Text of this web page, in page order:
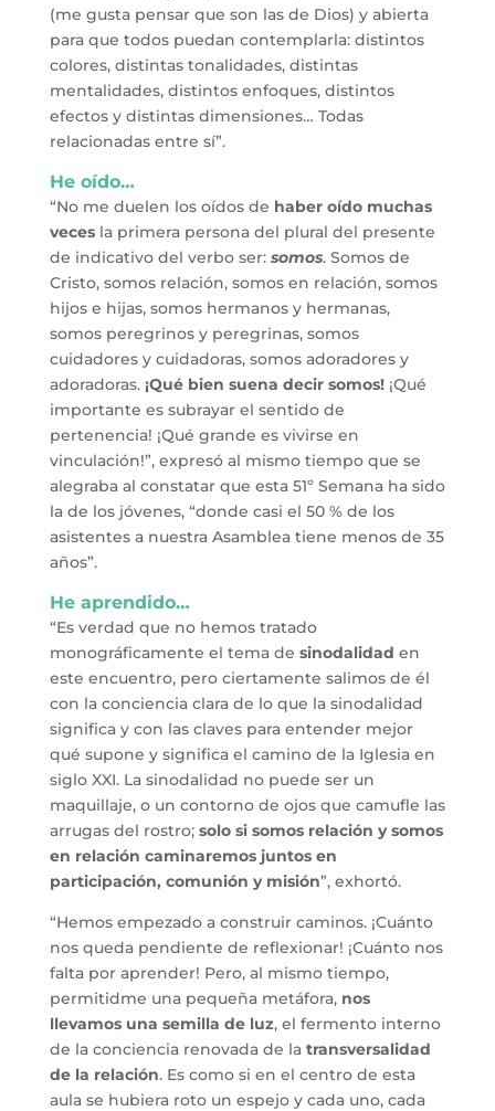
(me gusta pensar que son las de Dios) y abierta
para que todos puedan contemplarla: distintos
colores, distintas tonalidades, distintas
mentalidades, distintos enfoques, distintos
efectos y distintas dimensiones… Todas
relacionadas entre sí”.
He oído…
“No me duelen los oídos de haber oído muchas
vecesla primera persona del plural del presente
de indicativo del verbo ser: somos. Somos de
Cristo, somos relación, somos en relación, somos
hijos e hijas, somos hermanos y hermanas,
somos peregrinos y peregrinas, somos
cuidadores y cuidadoras, somos adoradores y
adoradoras. ¡Qué bien suena decir somos!¡Qué
importante es subrayar el sentido de
pertenencia! ¡Qué grande es vivirse en
vinculación!”, expresó al mismo tiempo que se
alegraba al constatar que esta 51º Semana ha sido
la de los jóvenes, “donde casi el 50 % de los
asistentes a nuestra Asamblea tiene menos de 35
años”.
He aprendido…
“Es verdad que no hemos tratado
monográficamente el tema de sinodalidad en
este encuentro, pero ciertamente salimos de él
con la conciencia clara de lo que la sinodalidad
significa y con las claves para entender mejor
qué supone y significa el camino de la Iglesia en
siglo XXI. La sinodalidad no puede ser un
maquillaje, o un contorno de ojos que camufle las
arrugas del rostro; solo si somos relación y somos
en relación caminaremos juntos en
participación, comunión y misión”, exhortó.
“Hemos empezado a construir caminos. ¡Cuánto
nos queda pendiente de reflexionar! ¡Cuánto nos
falta por aprender! Pero, al mismo tiempo,
permitidme una pequeña metáfora, nos
llevamos una semilla de luz, el fermento interno
de la conciencia renovada de la transversalidad
de la relación. Es como si en el centro de esta
aula se hubiera roto un espejo y cada uno, cada